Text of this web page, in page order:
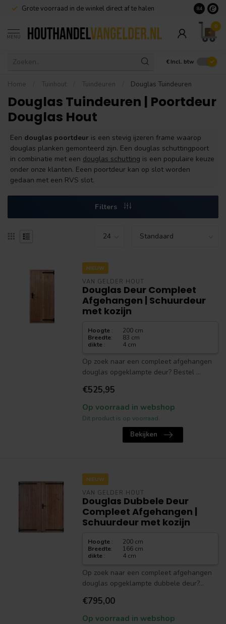
Grote voorraad in de winkel direct af te halen 8.4
MENU
0
€ Incl. btw
Home Tuinhout Tuindeuren Douglas Tuindeuren
Douglas Tuindeuren | Poortdeur
Douglas Hout
Een douglas poortdeur is een stevig ijzeren frame waarop
douglas planken gemonteerd zijn. Een douglas schuttingpoort
in combinatie met een douglas schutting is een populaire keuze
onder onze klanten. Eeen poortdeur kan op slot worden
gedaan met een RVS slot.
Filters
NIEUW
VAN GELDER HOUT
Douglas Deur Compleet
Afgehangen | Schuurdeur
met kozijn
Hoogte :
200 cm
Breedte:
83 cm
dikte : 4 cm
Op zoek naar een compleet afgehangen
douglas opgeklampte deur? Bestel ...
€525,95
Op voorraad in webshop
Dit product is op voorraad.
Bekijken
NIEUW
VAN GELDER HOUT
Douglas Dubbele Deur
Compleet Afgehangen |
Schuurdeur met kozijn
Hoogte :
200 cm
Breedte:
166 cm
dikte : 4 cm
Op zoek naar een compleet afgehangen
douglas opgeklampte dubbele deur?...
€795,00
Op voorraad in webshop